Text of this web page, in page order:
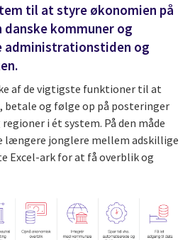
til at styre økonomien på
kommuner og
og
af de vigtigste funktioner til at
betale og følge op på posteringer
i ét system. På den måde
længere jonglere mellem adskillige
Excel-ark for at få overblik og